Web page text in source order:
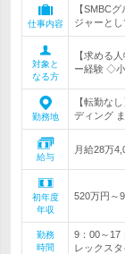
仕事内容
【SMBC
ジャーと
対象と
なる方
【求める
ー経験 ◇
勤務地
【転勤な
ディング
給与
月給28万
初年度
年収
520万円～
勤務
時間
9：00～17
レックス